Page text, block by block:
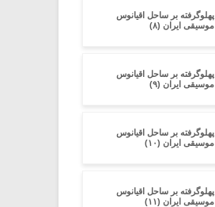
پهلوگرفته بر ساحل اقیانوس
موسیقی ایران (۸)
پهلوگرفته بر ساحل اقیانوس
موسیقی ایران (۹)
پهلوگرفته بر ساحل اقیانوس
موسیقی ایران (۱۰)
پهلوگرفته بر ساحل اقیانوس
موسیقی ایران (۱۱)